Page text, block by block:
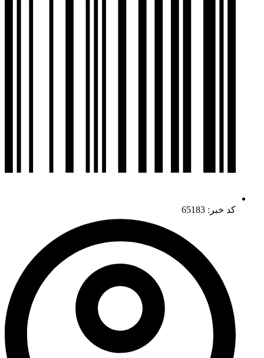
کد خبر: 65183